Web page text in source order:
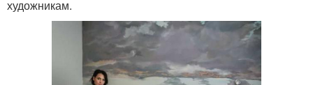
художникам.